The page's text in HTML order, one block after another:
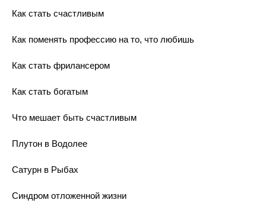
Как стать счастливым
Как поменять профессию на то, что любишь
Как стать фрилансером
Как стать богатым
Что мешает быть счастливым
Плутон в Водолее
Сатурн в Рыбах
Синдром отложенной жизни